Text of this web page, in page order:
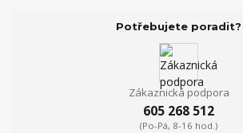
Potřebujete poradit?
Zákaznická podpora
605 268 512
(Po-Pá, 8-16 hod.)